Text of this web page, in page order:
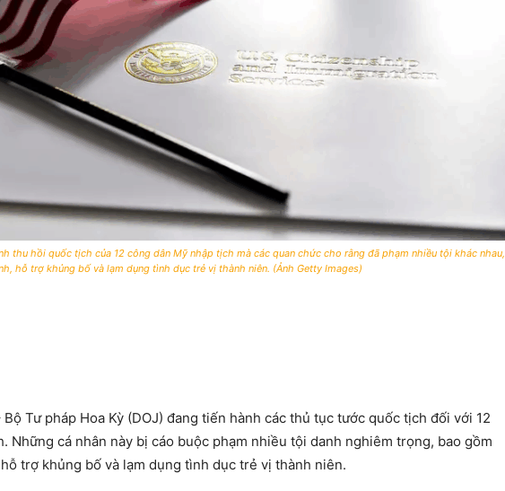
thu hồi quốc tịch của 12 công dân Mỹ nhập tịch mà các quan chức cho rằng đã phạm nhiều tội khác nhau,
hỗ trợ khủng bố và lạm dụng tình dục trẻ vị thành niên. (Ảnh Getty Images)
Bộ Tư pháp Hoa Kỳ (DOJ) đang tiến hành các thủ tục tước quốc tịch đối với 12
Những cá nhân này bị cáo buộc phạm nhiều tội danh nghiêm trọng, bao gồm
trợ khủng bố và lạm dụng tình dục trẻ vị thành niên.